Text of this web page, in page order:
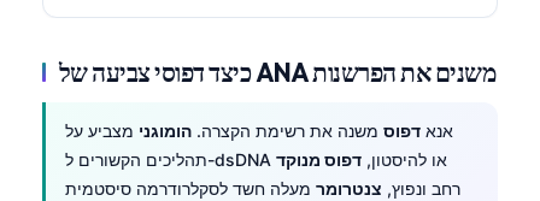
כיצד דפוסי צביעה של ANA משנים את הפרשנות
אנא דפוס משנה את רשימת הקצרה. הומוגני מצביע על
תהליכים הקשורים ל-dsDNA או להיסטון, דפוס מנוקד
רחב ונפוץ, צנטרומר מעלה חשד לסקלרודרמה סיסטמית